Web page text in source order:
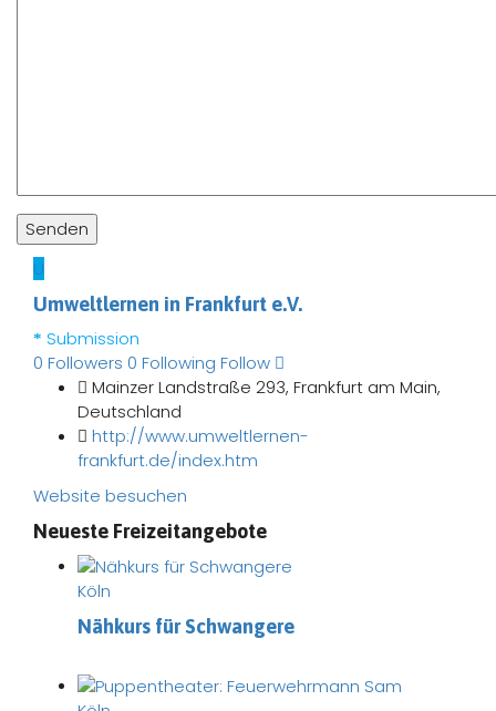
U
Umweltlernen in Frankfurt e.V.
Submission
0 Followers 0 Following Follow
Mainzer Landstraße 293, Frankfurt am Main,
Deutschland
http://www.umweltlernen-
frankfurt.de/index.htm
Website besuchen
Neueste Freizeitangebote
Köln
Nähkurs für Schwangere